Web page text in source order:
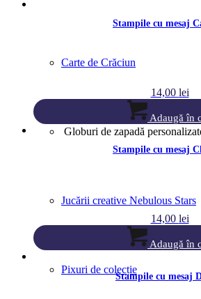
Carte de Crăciun
Globuri de zapadă
Jucării creative Nebulous Stars
Pixuri de colecție
Stampile cu mesaj
14,00 lei
Adaugă în
Stampile cu mesaj
14,00 lei
Adaugă în
Stampile cu mesaj